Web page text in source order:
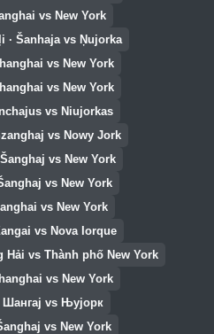
vs New York
· Šanhaja vs Ņujorka
vs New York
vs New York
vs Niujorkas
vs Nowy Jork
vs New York
vs New York
vs New York
vs Nova Iorque
Hải vs Thành phố New York
vs New York
Шангај vs Њујорк
vs New York